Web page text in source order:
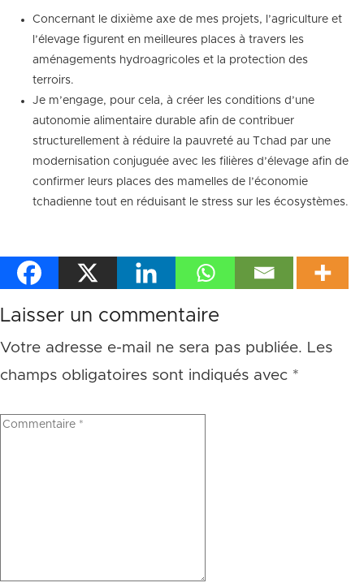
Concernant le dixième axe de mes projets, l’agriculture et
l’élevage figurent en meilleures places à travers les
aménagements hydroagricoles et la protection des
terroirs.
Je m’engage, pour cela, à créer les conditions d’une
autonomie alimentaire durable afin de contribuer
structurellement à réduire la pauvreté au Tchad par une
modernisation conjuguée avec les filières d’élevage afin de
confirmer leurs places des mamelles de l’économie
tchadienne tout en réduisant le stress sur les écosystèmes.
Laisser un commentaire
Votre adresse e-mail ne sera pas publiée. Les
champs obligatoires sont indiqués avec *